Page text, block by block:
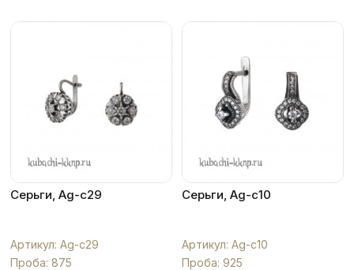
Серьги, Ag-с29
Артикул: Ag-с29
Проба: 875
Серьги, Ag-с10
Артикул: Ag-с10
Проба: 925